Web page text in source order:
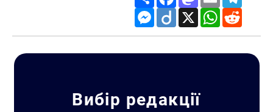
Messenger
Diigo X WhatsApp
Вибір редакції